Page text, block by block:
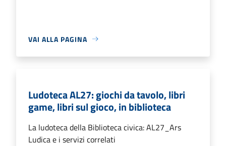
VAI ALLA PAGINA
Ludoteca AL27: giochi da tavolo, libri
game, libri sul gioco, in biblioteca
La ludoteca della Biblioteca civica: AL27_Ars
Ludica e i servizi correlati